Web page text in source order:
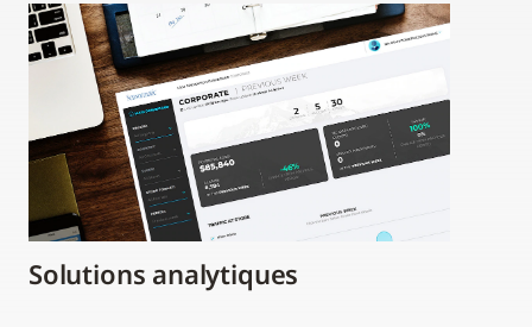
Solutions analytiques